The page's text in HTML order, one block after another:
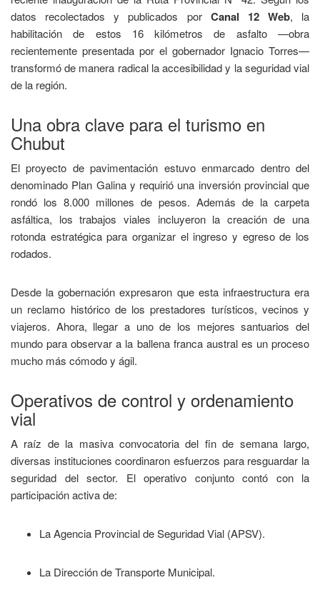
datos recolectados y publicados por Canal 12 Web, la
habilitación de estos 16 kilómetros de asfalto —obra
recientemente presentada por el gobernador Ignacio Torres—
transformó de manera radical la accesibilidad y la seguridad vial
de la región.
Una obra clave para el turismo en
Chubut
El proyecto de pavimentación estuvo enmarcado dentro del
denominado Plan Galina y requirió una inversión provincial que
rondó los 8.000 millones de pesos. Además de la carpeta
asfáltica, los trabajos viales incluyeron la creación de una
rotonda estratégica para organizar el ingreso y egreso de los
rodados.
Desde la gobernación expresaron que esta infraestructura era
un reclamo histórico de los prestadores turísticos, vecinos y
viajeros. Ahora, llegar a uno de los mejores santuarios del
mundo para observar a la ballena franca austral es un proceso
mucho más cómodo y ágil.
Operativos de control y ordenamiento
vial
A raíz de la masiva convocatoria del fin de semana largo,
diversas instituciones coordinaron esfuerzos para resguardar la
seguridad del sector. El operativo conjunto contó con la
participación activa de:
La Agencia Provincial de Seguridad Vial (APSV).
La Dirección de Transporte Municipal.